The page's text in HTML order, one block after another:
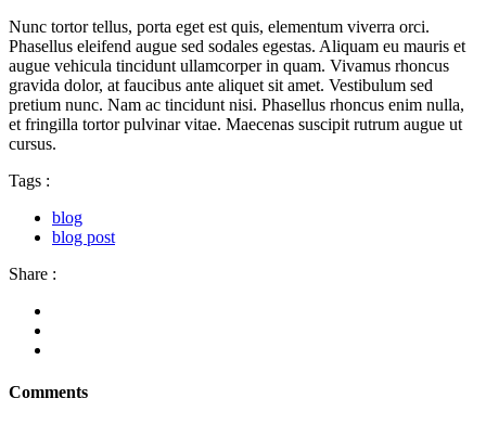
Nunc tortor tellus, porta eget est quis, elementum viverra orci.
Phasellus eleifend augue sed sodales egestas. Aliquam eu mauris et
augue vehicula tincidunt ullamcorper in quam. Vivamus rhoncus
gravida dolor, at faucibus ante aliquet sit amet. Vestibulum sed
pretium nunc. Nam ac tincidunt nisi. Phasellus rhoncus enim nulla,
et fringilla tortor pulvinar vitae. Maecenas suscipit rutrum augue ut
cursus.
Tags :
blog
blog post
Share :
Comments